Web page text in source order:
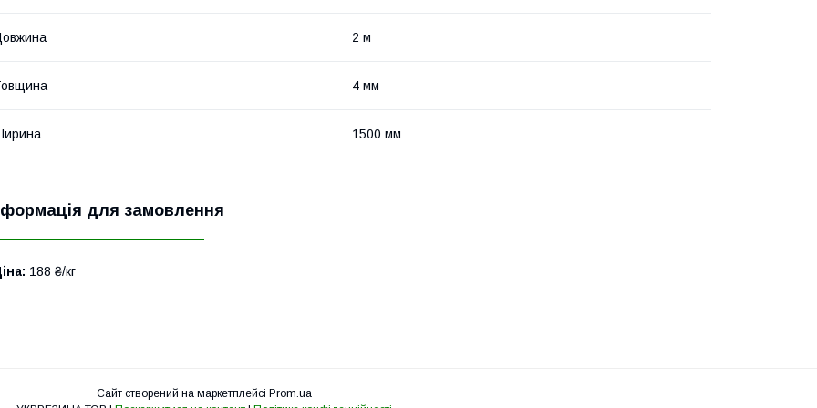
2 м
4 мм
1500 мм
для замовлення
188 ₴/кг
Сайт створений на маркетплейсі Prom.ua